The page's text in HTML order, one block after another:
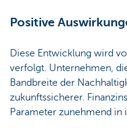
Positive
Diese Entwicklung wird
verfolgt. Unternehmen,
Bandbreite der
zukunftssicherer.
Parameter zunehmend in